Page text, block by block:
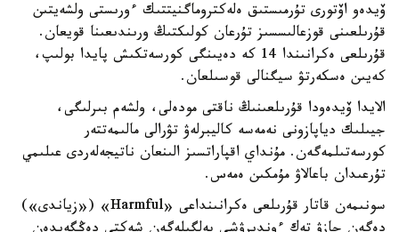
ۆيدەو اۆتورى تۇرمىستىق ەلەكتروماگنيتتىك ءورىستى ولشەيتىن
قۇرىلعىنى قوزعالىسسىز تۇرعان كولىكتىڭ ورىندىعىنا قويعان.
قۇرىلعى ەكرانىندا 14 كە دەيىنگى كورسەتكىش پايدا بولىپ،
كەيىن ەسكەرتۋ سيگنالى قوسىلعان.
الايدا ۆيدەودا قۇرىلعىنىڭ ناقتى مودەلى، ولشەم بىرلىگى،
جيىلىك دياپازونى نەمەسە كاليبرلەۋ تۋرالى مالىمەتتەر
كورسەتىلمەگەن. مۇنداي اقپاراتسىز الىنعان ناتيجەلەردى عىلىمي
تۇرعىدان باعالاۋ مۇمكىن ەمەس.
سونىمەن قاتار قۇرىلعى ەكرانىنداعى «Harmful» («زياندى»)